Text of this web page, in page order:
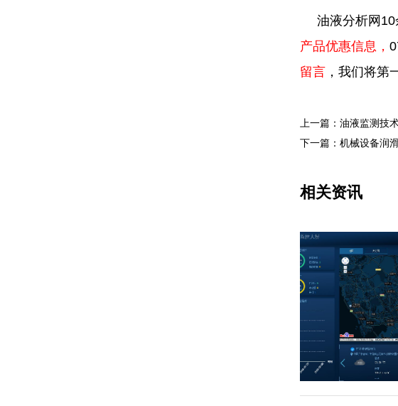
油液分析网
产品优惠信息，
留言 ，我们将第
上一篇：油液监测技
下一篇：机械设备润
相关资讯